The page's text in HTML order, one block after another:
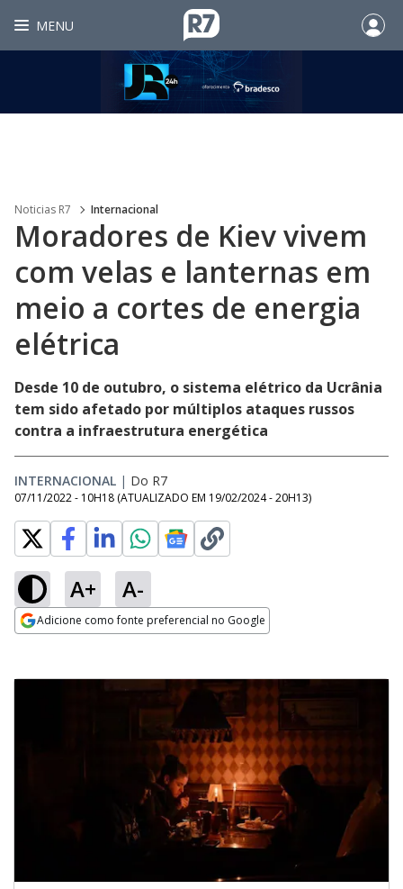
MENU
Noticias R7 Internacional
Moradores de Kiev vivem
com velas e lanternas em
meio a cortes de energia
elétrica
Desde 10 de outubro, o sistema elétrico da Ucrânia
tem sido afetado por múltiplos ataques russos
contra a infraestrutura energética
INTERNACIONAL | Do R7
07/11/2022 - 10H18 (ATUALIZADO EM 19/02/2024 - 20H13)
A+ A-
Adicione como fonte preferencial no Google